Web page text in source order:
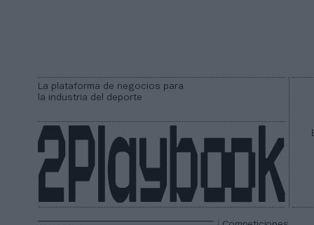
La plataforma de negocios para
la industria del deporte